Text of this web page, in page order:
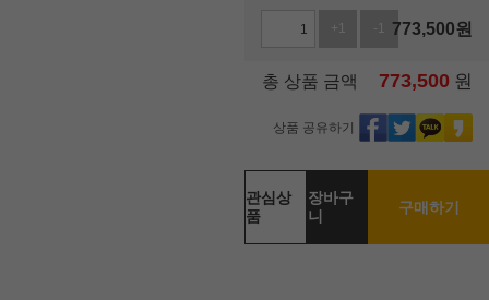
+1 -1 773,500원
총 상품 금액 773,500 원
상품 공유하기
관심상
품
장바구
니
구매하기